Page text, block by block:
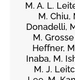
M. A. L.
M. Chiu,
Donadelli,
M.
Heffner,
Inaba, M.
M. J.